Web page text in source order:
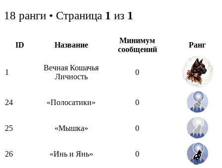
18 ранги • Страница 1 из 1
ID Название
Минимум
сообщений
Ранг
1
Вечная Кошачья
Личность
0
24 «Полосатики» 0
25 «Мышка» 0
26 «Инь и Янь» 0